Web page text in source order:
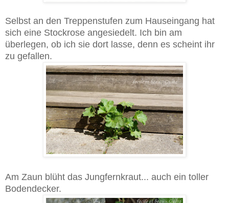
Selbst an den Treppenstufen zum Hauseingang hat
sich eine Stockrose angesiedelt. Ich bin am
überlegen, ob ich sie dort lasse, denn es scheint ihr
zu gefallen.
Am Zaun blüht das Jungfernkraut... auch ein toller
Bodendecker.